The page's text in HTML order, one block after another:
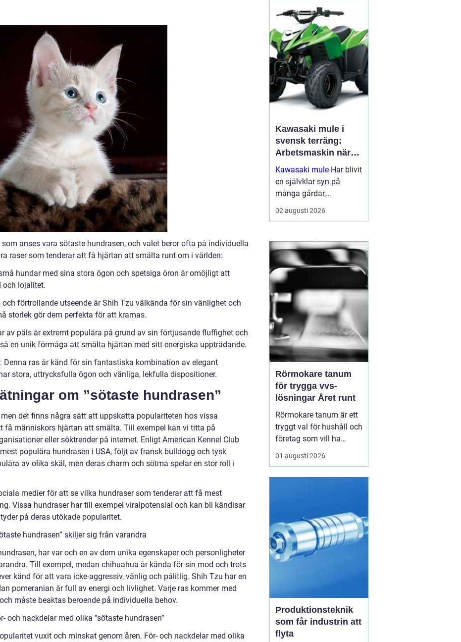
anses vara sötaste hundrasen, och valet beror ofta på individuella
raser som tenderar att få hjärtan att smälta runt om i världen:
hundar med sina stora ögon och spetsiga öron är omöjligt att
och lojalitet.
förtrollande utseende är Shih Tzu välkända för sin vänlighet och
storlek gör dem perfekta för att kramas.
av päls är extremt populära på grund av sin förtjusande fluffighet och
en unik förmåga att smälta hjärtan med sitt energiska uppträdande.
Denna ras är känd för sin fantastiska kombination av elegant
stora, uttrycksfulla ögon och vänliga, lekfulla dispositioner.
om ”sötaste hundrasen”
det finns några sätt att uppskatta populariteten hos vissa
få människors hjärtan att smälta. Till exempel kan vi titta på
eller söktrender på internet. Enligt American Kennel Club
populära hundrasen i USA, följt av fransk bulldogg och tysk
av olika skäl, men deras charm och sötma spelar en stor roll i
medier för att se vilka hundraser som tenderar att få mest
Vissa hundraser har till exempel viralpotensial och kan bli kändisar
på deras utökade popularitet.
hundrasen” skiljer sig från varandra
har var och en av dem unika egenskaper och personligheter
Till exempel, medan chihuahua är kända för sin mod och trots
känd för att vara icke-aggressiv, vänlig och pålitlig. Shih Tzu har en
pomeranian är full av energi och livlighet. Varje ras kommer med
måste beaktas beroende på individuella behov.
och nackdelar med olika ”sötaste hundrasen”
vuxit och minskat genom åren. För- och nackdelar med olika
överblick, avskräcker
från brott och kan hj...
Kawasaki mule i
svensk terräng:
Arbetsmaskin när
det verkligen gäller
Kawasaki mule Har blivit
en självklar syn på
många gårdar,
entreprenadarbeten och
jaktmarker runt om i
kombinerar ege...
02 augusti 2026
Rörmokare tanum
för trygga vvs-
lösningar Året runt
Rörmokare tanum är ett
tryggt val för hushåll och
företag som vill ha
säkra, hållbara och
professionella vvs-
renoveringar och
energisnåla
uppvärmningssystem.
Rätt ...
01 augusti 2026
Produktionsteknik
som får industrin att
flyta